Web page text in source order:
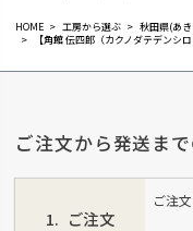
HOME 工房から選ぶ 秋田県(あ
【角館 伝四郎（カクノダテデンシ
ご注文から発送ま
ご注文
ご注